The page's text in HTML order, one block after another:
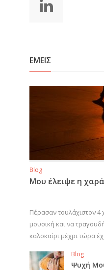
ΕΜΕΙΣ
Blog
Μου έλειψε η
Πέρασαν τουλάχιστον
μουσική και να
καλοκαίρι μέχρι τώρα
Blog
Ψυχή